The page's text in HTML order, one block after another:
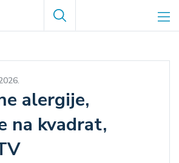
Search
alergije,
na kvadrat,